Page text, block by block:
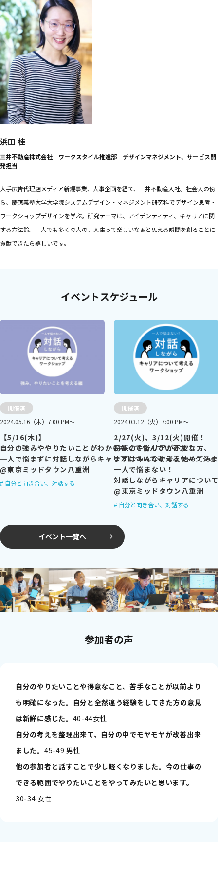
浜田 桂
三井不動産株式会社 ワークスタイル推進部 デザインマネジメント、サービス開
発担当
大手広告代理店メディア新規事業、人事企画を経て、三井不動産入社。社会人の傍
ら、慶應義塾大学大学院システムデザイン・マネジメント研究科でデザイン思考・
ワークショップデザインを学ぶ。研究テーマは、アイデンティティ、キャリアに関
する方法論。一人でも多くの人の、人生って楽しいなぁと思える瞬間を創ることに
貢献できたら嬉しいです。
イベントスケジュール
開催済
2024.05.16（木）7:00 PM〜
【5/16(木)】
自分の強みややりたいことがわからなくて悩んでいる方！
一人で悩まずに対話しながらキャリアについて考えるワークシ
@東京ミッドタウン八重洲
自分と向き合い、対話する
開催済
2024.03.12（火）7:00 PM〜
2/27(火)、3/12(火)開催！
将来のキャリアが不安な方、
まずはみんなで考え始めてみ
一人で悩まない！
対話しながらキャリアについ
@東京ミッドタウン八重洲
自分と向き合い、対話する
イベント一覧へ
参加者の声
自分のやりたいことや得意なこと、苦手なことが以前より
も明確になった。自分と全然違う経験をしてきた方の意見
は新鮮に感じた。 40-44女性
自分の考えを整理出来て、自分の中でモヤモヤが改善出来
ました。 45-49 男性
他の参加者と話すことで少し軽くなりました。今の仕事の
できる範囲でやりたいことをやってみたいと思います。
30-34 女性